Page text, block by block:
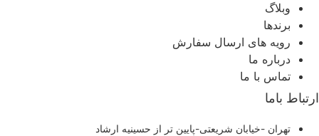
وبلاگ
برندها
رویه های ارسال سفارش
درباره ما
تماس با ما
ارتباط باما
تهران -خیابان شریعتی-پایین تر از حسینیه ارشاد